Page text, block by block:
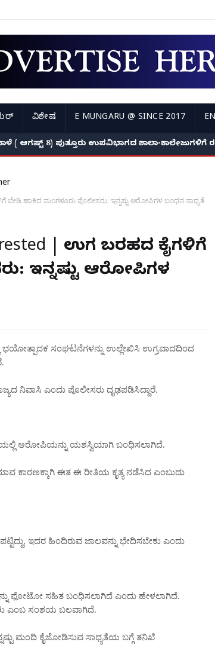
ವಿಶೇಷ E MUNGARU @ SINCE 2017
( ಆಗಷ್ಟ್ 8) ಪುತ್ತೂರು ಉಪವಿಭಾಗದ ಶಾಲಾ-
ಬೇಡಿ ಹಾಕಿದ ಮಂಗಳೂರು ಪೊಲೀಸರು: ಇನ್ನಷ್ಟು ಆರೋಪಿಗಳ ಬಂಧನ ಸಾಧ್ಯತೆ
| ಉಗ್ರ ಬರಹದ ಕೈಗಳಿಗೆ
ಇನ್ನಷ್ಟು ಆರೋಪಿಗಳ
ಸಂಘಟನೆಗಳನ್ನು ಉಲ್ಲೇಖಿಸಿ ಉಗ್ರವಾದದಿಂದ
ನಿವಾಸಿ ಎಂದು ಪೊಲೀಸರು ದೃಢಪಡಿಸಿದ್ದಾರೆ.
ಆರೋಪಿಯನ್ನು ಯಶಸ್ವಿಯಾಗಿ ಬಂಧಿಸಲಾಗಿದೆ.
ಕಾರಣಕ್ಕಾಗಿ ಈತ ಈ ರೀತಿಯ ಕೃತ್ಯ ನಡೆಸಿದ ಎಂಬುದು
ಇದರ ಹಿಂದಿರುವ ಜಾಲವನ್ನು ಭೇದಿಸಬೇಕು ಎಂದು
ಫೋಟೋ ಸಹಿತ ಬಂಧಿಸಲಾಗಿದೆ ಎಂದು ಹೇಳಲಾಗಿದೆ.
ಎಂಬ ಸಂಶಯ ಬಲವಾಗಿದೆ.
ಮಂದಿ ಕೈಜೋಡಿಸುವ ಸಾಧ್ಯತೆಯ ಬಗ್ಗೆ ತನಿಖೆ